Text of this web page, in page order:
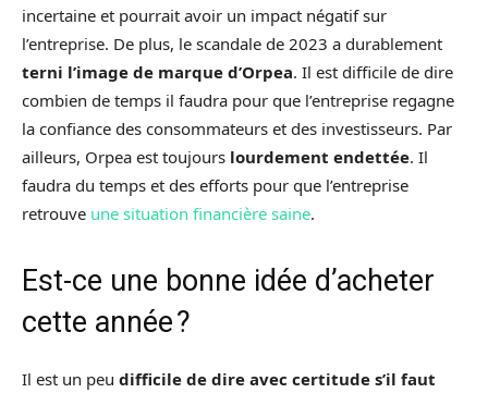
incertaine et pourrait avoir un impact négatif sur
l’entreprise. De plus, le scandale de 2023 a durablement
terni l’image de marque d’Orpea. Il est difficile de dire
combien de temps il faudra pour que l’entreprise regagne
la confiance des consommateurs et des investisseurs. Par
ailleurs, Orpea est toujours lourdement endettée. Il
faudra du temps et des efforts pour que l’entreprise
retrouve une situation financière saine.
Est-ce une bonne idée d’acheter
cette année ?
Il est un peu difficile de dire avec certitude s’il faut